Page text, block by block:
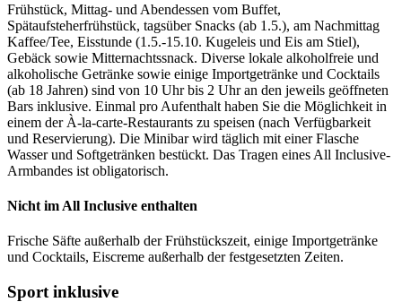
Frühstück, Mittag- und Abendessen vom Buffet,
Spätaufsteherfrühstück, tagsüber Snacks (ab 1.5.), am Nachmittag
Kaffee/Tee, Eisstunde (1.5.-15.10. Kugeleis und Eis am Stiel),
Gebäck sowie Mitternachtssnack. Diverse lokale alkoholfreie und
alkoholische Getränke sowie einige Importgetränke und Cocktails
(ab 18 Jahren) sind von 10 Uhr bis 2 Uhr an den jeweils geöffneten
Bars inklusive. Einmal pro Aufenthalt haben Sie die Möglichkeit in
einem der À-la-carte-Restaurants zu speisen (nach Verfügbarkeit
und Reservierung). Die Minibar wird täglich mit einer Flasche
Wasser und Softgetränken bestückt. Das Tragen eines All Inclusive-
Armbandes ist obligatorisch.
Nicht im All Inclusive enthalten
Frische Säfte außerhalb der Frühstückszeit, einige Importgetränke
und Cocktails, Eiscreme außerhalb der festgesetzten Zeiten.
Sport inklusive